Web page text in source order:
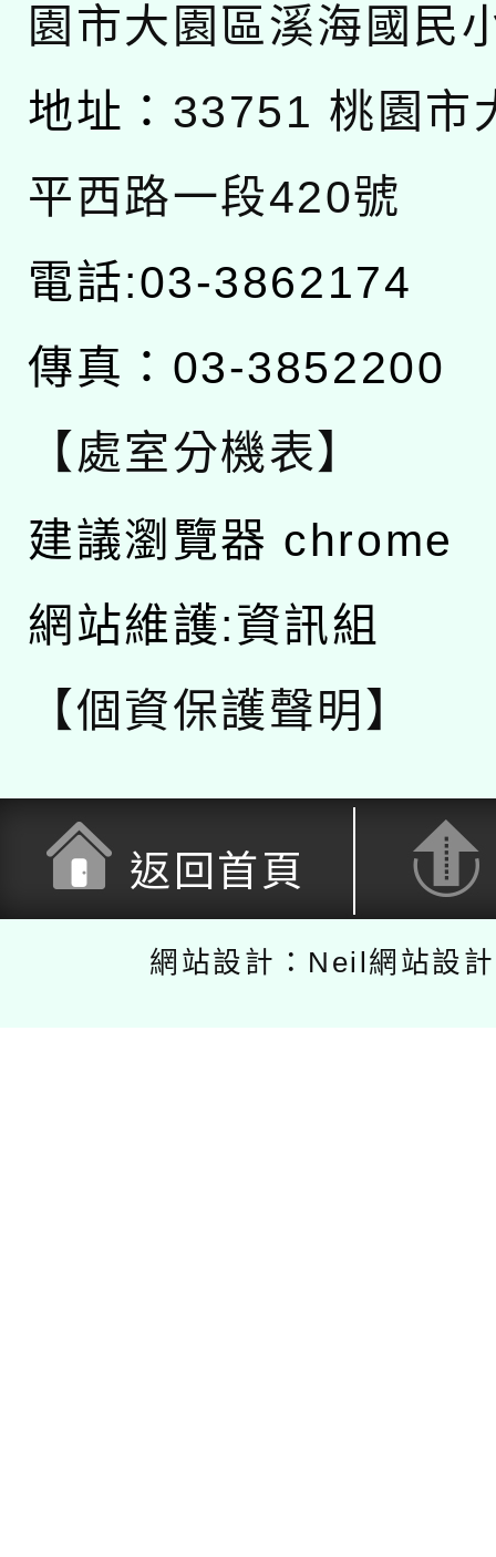
園市大園區溪海國民
地址： 33751 桃園市
平西路一段420號
電話:03-3862174
傳真：03-3852200
【處室分機表】
建議瀏覽器 chrome
網站維護:資訊組
【個資保護聲明】
返回首頁
網站設計：Neil網站設